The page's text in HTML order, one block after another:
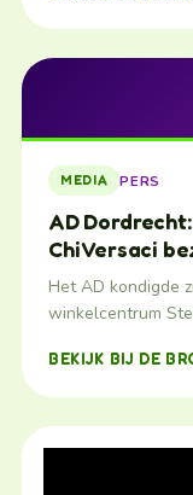
MEDIA PERS
AD
Chi Versaci
Het AD kondigde
winkelcentrum
BEKIJK BIJ DE